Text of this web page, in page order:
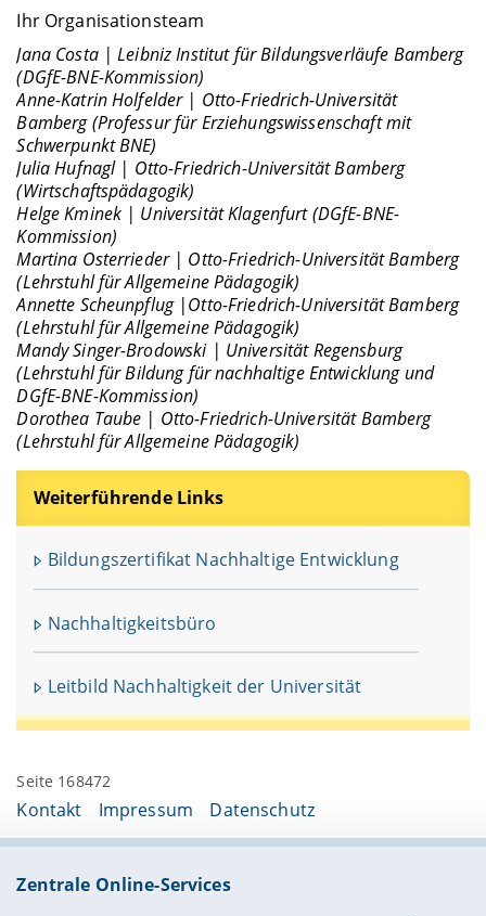
Weiterführende Links
Bildungszertifikat Nachhaltige Entwicklung
Nachhaltigkeitsbüro
Leitbild Nachhaltigkeit der Universität
Ihr Organisationsteam
Jana Costa | Leibniz Institut für Bildungsverläufe Bamberg
(DGfE-BNE-Kommission)
Anne-Katrin Holfelder | Otto-Friedrich-Universität
Bamberg (Professur für Erziehungswissenschaft mit
Schwerpunkt BNE)
Julia Hufnagl | Otto-Friedrich-Universität Bamberg
(Wirtschaftspädagogik)
Helge Kminek | Universität Klagenfurt (DGfE-BNE-
Kommission)
Martina Osterrieder | Otto-Friedrich-Universität Bamberg
(Lehrstuhl für Allgemeine Pädagogik)
Annette Scheunpflug |Otto-Friedrich-Universität Bamberg
(Lehrstuhl für Allgemeine Pädagogik)
Mandy Singer-Brodowski | Universität Regensburg
(Lehrstuhl für Bildung für nachhaltige Entwicklung und
DGfE-BNE-Kommission)
Dorothea Taube | Otto-Friedrich-Universität Bamberg
(Lehrstuhl für Allgemeine Pädagogik)
Seite 168472
Kontakt Impressum Datenschutz
Zentrale Online-Services